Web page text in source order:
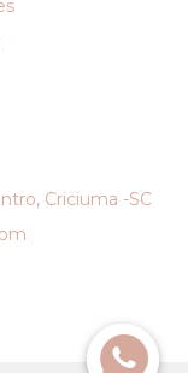
Criciuma -SC